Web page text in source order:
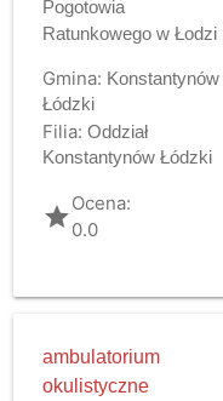
Pogotowia
Ratunkowego w Łodzi
Gmina: Konstantynów
Łódzki
Filia: Oddział
Konstantynów Łódzki
gradeOcena:
0.0
ambulatorium
okulistyczne